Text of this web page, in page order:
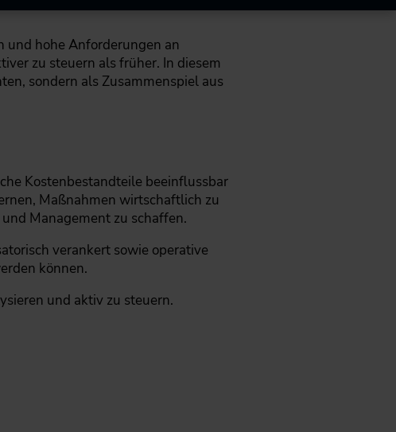
und hohe Anforderungen an
zu steuern als früher. In diesem
sondern als Zusammenspiel aus
Kostenbestandteile beeinflussbar
Maßnahmen wirtschaftlich zu
Management zu schaffen.
verankert sowie operative
können.
und aktiv zu steuern.